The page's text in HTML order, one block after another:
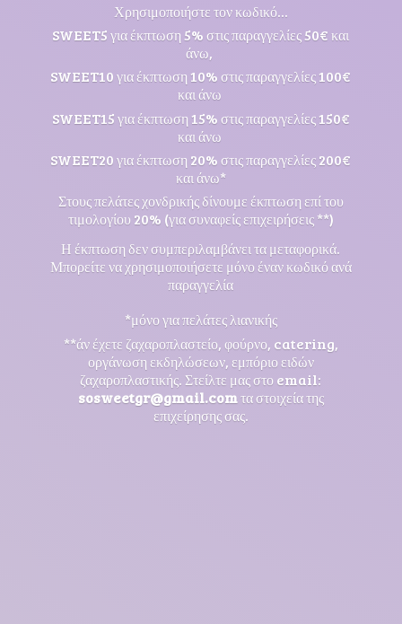
Χρησιμοποιήστε τον κωδικό...
SWEET5 για έκπτωση 5% στις παραγγελίες 50€ και
άνω,
SWEET10 για έκπτωση 10% στις παραγγελίες 100€
και άνω
SWEET15 για έκπτωση 15% στις παραγγελίες 150€
και άνω
SWEET20 για έκπτωση 20% στις παραγγελίες 200€
και άνω*
Στους πελάτες χονδρικής δίνουμε έκπτωση επί του
τιμολογίου 20% (για συναφείς επιχειρήσεις **)
Η έκπτωση δεν συμπεριλαμβάνει τα μεταφορικά.
Μπορείτε να χρησιμοποιήσετε μόνο έναν κωδικό ανά
παραγγελία
*μόνο για πελάτες λιανικής
**άν έχετε ζαχαροπλαστείο, φούρνο, catering,
οργάνωση εκδηλώσεων, εμπόριο ειδών
ζαχαροπλαστικής. Στείλτε μας στο email:
sosweetgr@gmail.comτα στοιχεία της
επιχείρησης σας.